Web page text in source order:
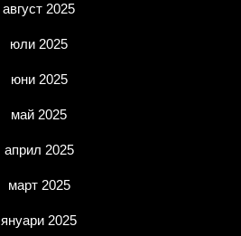
август 2025
юли 2025
юни 2025
май 2025
април 2025
март 2025
януари 2025